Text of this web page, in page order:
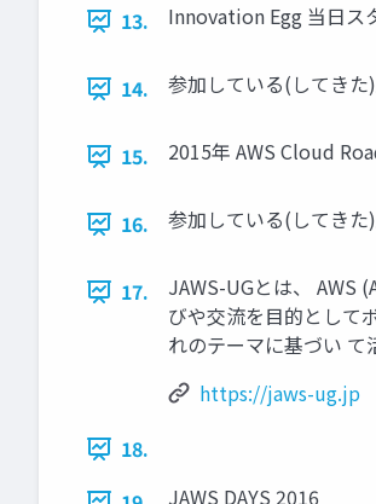
13.
Innovation Egg 当日ス
14. 参加している(してき
15. 2015年 AWS Cloud
16. 参加している(してき
17.
JAWS-UGとは、 AWS
びや交流を目的として
れのテーマに基づい
https://jaws-ug.jp
18.
JAWS DAYS 2016